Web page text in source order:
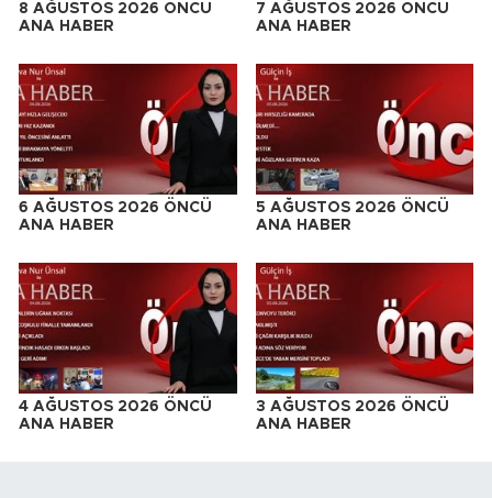
8 AĞUSTOS 2026 ÖNCÜ
ANA HABER
7 AĞUSTOS 2026 ÖNCÜ
ANA HABER
6 AĞUSTOS 2026 ÖNCÜ
ANA HABER
5 AĞUSTOS 2026 ÖNCÜ
ANA HABER
4 AĞUSTOS 2026 ÖNCÜ
ANA HABER
3 AĞUSTOS 2026 ÖNCÜ
ANA HABER